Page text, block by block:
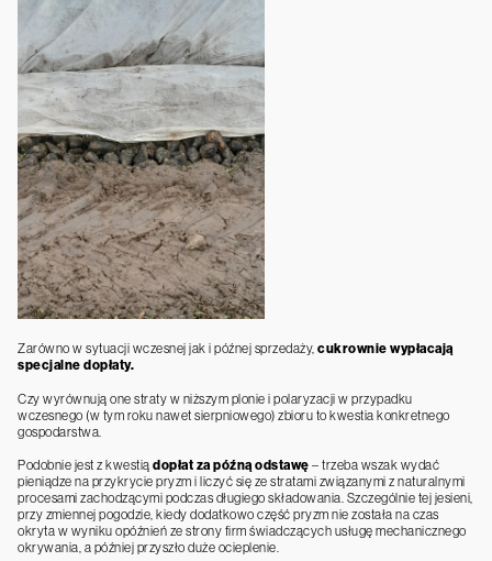
Zarówno w sytuacji wczesnej jak i późnej sprzedaży, cukrownie wypłacają
specjalne dopłaty.
Czy wyrównują one straty w niższym plonie i polaryzacji w przypadku
wczesnego (w tym roku nawet sierpniowego) zbioru to kwestia konkretnego
gospodarstwa.
Podobnie jest z kwestią dopłat za późną odstawę – trzeba wszak wydać
pieniądze na przykrycie pryzm i liczyć się ze stratami związanymi z naturalnymi
procesami zachodzącymi podczas długiego składowania. Szczególnie tej jesieni,
przy zmiennej pogodzie, kiedy dodatkowo część pryzm nie została na czas
okryta w wyniku opóźnień ze strony firm świadczących usługę mechanicznego
okrywania, a później przyszło duże ocieplenie.